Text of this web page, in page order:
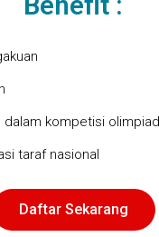
kompetisi
taraf nasional
Daftar Sekarang